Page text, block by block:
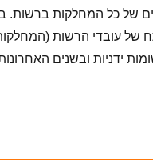
של כל המחלקות
של עובדי הרשות
ידניות ובשנים